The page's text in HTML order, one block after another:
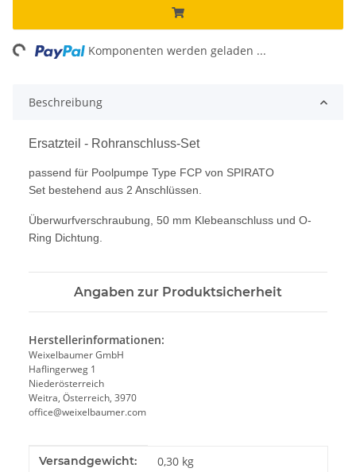
Komponenten werden geladen ...
Beschreibung
Ersatzteil - Rohranschluss-Set
passend für Poolpumpe Type FCP von SPIRATO
Set bestehend aus 2 Anschlüssen.
Überwurfverschraubung, 50 mm Klebeanschluss und O-
Ring Dichtung.
Angaben zur Produktsicherheit
Herstellerinformationen:
Weixelbaumer GmbH
Haflingerweg 1
Niederösterreich
Weitra, Österreich, 3970
office@weixelbaumer.com
Produkteigenschaft
Wert
Versandgewicht: 0,30 kg